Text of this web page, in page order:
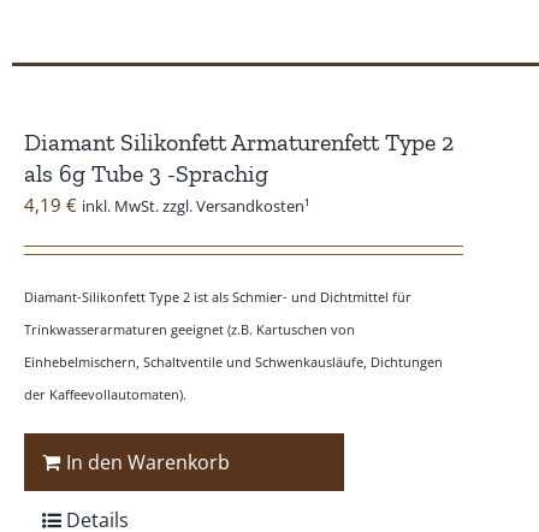
Diamant Silikonfett Armaturenfett Type 2
als 6g Tube 3 -Sprachig
4,19 € inkl. MwSt. zzgl. Versandkosten¹
Diamant-Silikonfett Type 2 ist als Schmier- und Dichtmittel für
Trinkwasserarmaturen geeignet (z.B. Kartuschen von
Einhebelmischern, Schaltventile und Schwenkausläufe, Dichtungen
der Kaffeevollautomaten).
In den Warenkorb
Details